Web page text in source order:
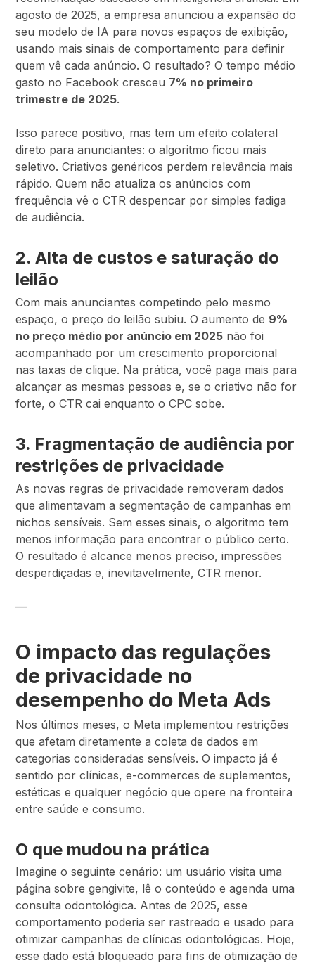
agosto de 2025, a empresa anunciou a expansão do
seu modelo de IA para novos espaços de exibição,
usando mais sinais de comportamento para definir
quem vê cada anúncio. O resultado? O tempo médio
gasto no Facebook cresceu 7% no primeiro
trimestre de 2025.
Isso parece positivo, mas tem um efeito colateral
direto para anunciantes: o algoritmo ficou mais
seletivo. Criativos genéricos perdem relevância mais
rápido. Quem não atualiza os anúncios com
frequência vê o CTR despencar por simples fadiga
de audiência.
2. Alta de custos e saturação do
leilão
Com mais anunciantes competindo pelo mesmo
espaço, o preço do leilão subiu. O aumento de 9%
no preço médio por anúncio em 2025 não foi
acompanhado por um crescimento proporcional
nas taxas de clique. Na prática, você paga mais para
alcançar as mesmas pessoas e, se o criativo não for
forte, o CTR cai enquanto o CPC sobe.
3. Fragmentação de audiência por
restrições de privacidade
As novas regras de privacidade removeram dados
que alimentavam a segmentação de campanhas em
nichos sensíveis. Sem esses sinais, o algoritmo tem
menos informação para encontrar o público certo.
O resultado é alcance menos preciso, impressões
desperdiçadas e, inevitavelmente, CTR menor.
—
O impacto das regulações
de privacidade no
desempenho do Meta Ads
Nos últimos meses, o Meta implementou restrições
que afetam diretamente a coleta de dados em
categorias consideradas sensíveis. O impacto já é
sentido por clínicas, e-commerces de suplementos,
estéticas e qualquer negócio que opere na fronteira
entre saúde e consumo.
O que mudou na prática
Imagine o seguinte cenário: um usuário visita uma
página sobre gengivite, lê o conteúdo e agenda uma
consulta odontológica. Antes de 2025, esse
comportamento poderia ser rastreado e usado para
otimizar campanhas de clínicas odontológicas. Hoje,
esse dado está bloqueado para fins de otimização de